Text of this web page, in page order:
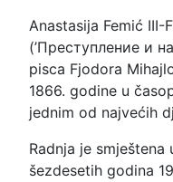
Anastasija Femić III-
(’Преступление и
pisca Fjodora
1866. godine u
jednim od najvećih
Radnja je
šezdesetih godina